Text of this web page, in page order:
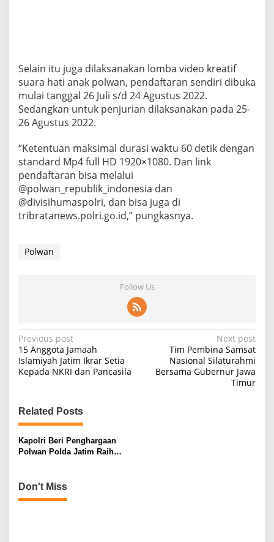
Selain itu juga dilaksanakan lomba video kreatif
suara hati anak polwan, pendaftaran sendiri dibuka
mulai tanggal 26 Juli s/d 24 Agustus 2022.
Sedangkan untuk penjurian dilaksanakan pada 25-
26 Agustus 2022.
“Ketentuan maksimal durasi waktu 60 detik dengan
standard Mp4 full HD 1920×1080. Dan link
pendaftaran bisa melalui
@polwan_republik_indonesia dan
@divisihumaspolri, dan bisa juga di
tribratanews.polri.go.id,” pungkasnya.
Polwan
Follow Us
P
o
s
n
a
v
g
a
Previous post
15 Anggota Jamaah
Islamiyah Jatim Ikrar Setia
Kepada NKRI dan Pancasila
Next post
Tim Pembina Samsat
Nasional Silaturahmi
Bersama Gubernur Jawa
Timur
Related Posts
Kapolri Beri Penghargaan
Polwan Polda Jatim Raih
Don't Miss